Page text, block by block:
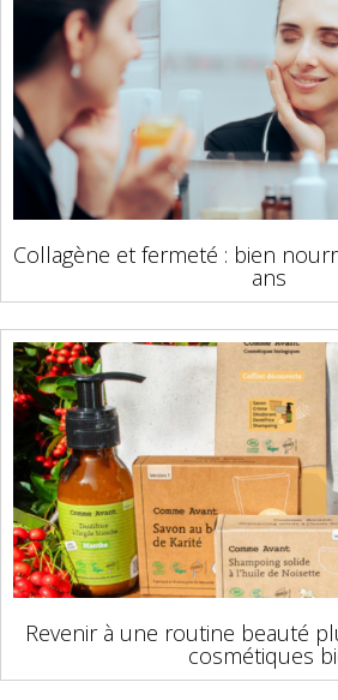
Collagène et fermeté : bien
ans
Revenir à une routine beauté
cosmétiques